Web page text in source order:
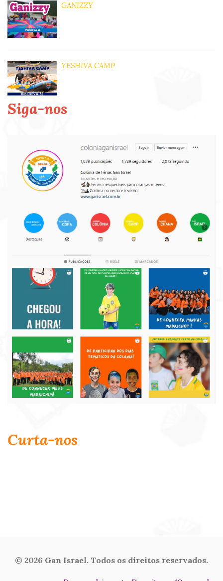
GANIZZY
YESHIVA CAMP
Siga-nos
Curta-nos
© 2026 Gan Israel. Todos os direitos reservados.